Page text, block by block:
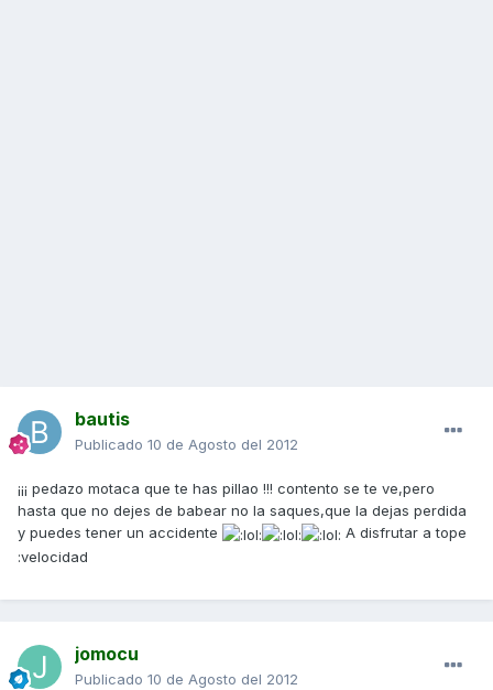
bautis
Publicado 10 de Agosto del 2012
¡¡¡ pedazo motaca que te has pillao !!! contento se te ve,pero
hasta que no dejes de babear no la saques,que la dejas perdida
y puedes tener un accidente
A disfrutar a tope
:velocidad
jomocu
Publicado 10 de Agosto del 2012